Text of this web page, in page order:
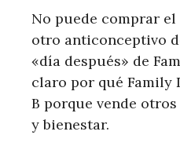
No puede comprar
otro anticonceptivo
«día después» de
claro por qué Family
B porque vende
y bienestar.